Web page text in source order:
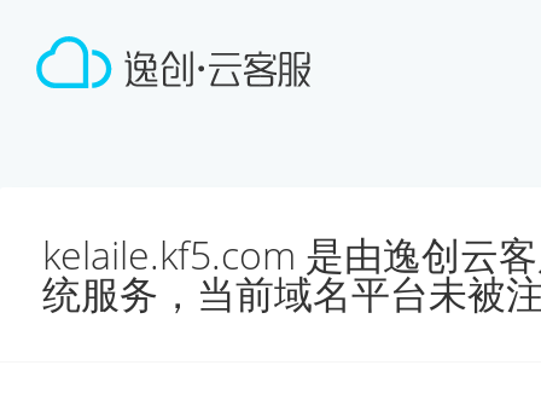
kelaile.kf5.com 是由逸创云
统服务，当前域名平台未被